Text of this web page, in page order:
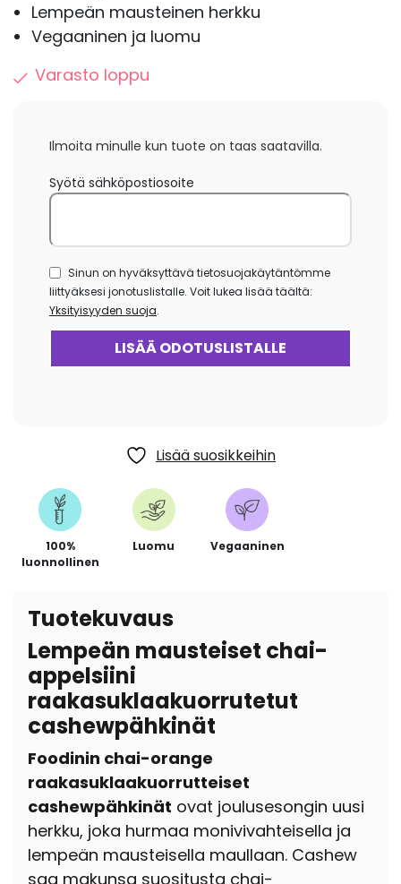
Lempeän mausteinen herkku
Vegaaninen ja luomu
Varasto loppu
Ilmoita minulle kun tuote on taas saatavilla.
Syötä sähköpostiosoite
Sinun on hyväksyttävä tietosuojakäytäntömme
liittyäksesi jonotuslistalle. Voit lukea lisää täältä:
Yksityisyyden suoja.
Lisää suosikkeihin
100%
luonnollinen
Luomu Vegaaninen
Tuotekuvaus
Lempeän mausteiset chai-
appelsiini
raakasuklaakuorrutetut
cashewpähkinät
Foodinin chai-orange
raakasuklaakuorrutteiset
cashewpähkinät ovat joulusesongin uusi
herkku, joka hurmaa monivivahteisella ja
lempeän mausteisella maullaan. Cashew
saa makunsa suositusta chai-